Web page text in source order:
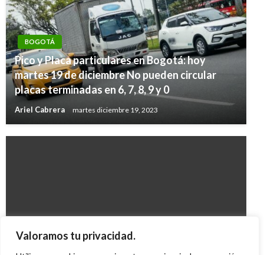
Valoramos tu privacidad.
BOGOTÁ
Pico y Placa particulares en Bogotá: hoy
martes 19 de diciembre No pueden circular
placas terminadas en 6, 7, 8, 9 y 0
Ariel Cabrera martes diciembre 19, 2023
BOGOTÁ